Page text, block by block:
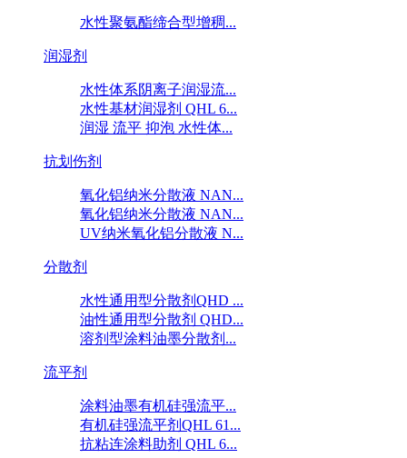
水性聚氨酯缔合型增稠...
润湿剂
水性体系阴离子润湿流...
水性基材润湿剂 QHL 6...
润湿 流平 抑泡 水性体...
抗划伤剂
氧化铝纳米分散液 NAN...
氧化铝纳米分散液 NAN...
UV纳米氧化铝分散液 N...
分散剂
水性通用型分散剂QHD ...
油性通用型分散剂 QHD...
溶剂型涂料油墨分散剂...
流平剂
涂料油墨有机硅强流平...
有机硅强流平剂QHL 61...
抗粘连涂料助剂 QHL 6...